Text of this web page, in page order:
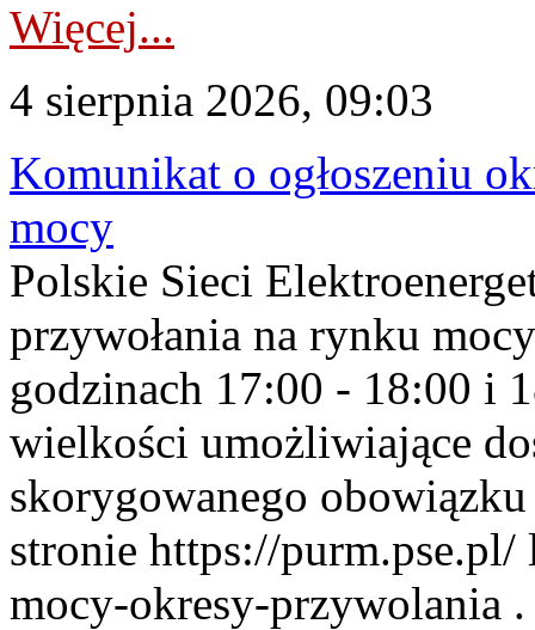
Więcej...
4 sierpnia 2026, 09:03
Komunikat o ogłoszeniu
mocy
Polskie Sieci
przywołania na rynku
godzinach 17:00 - 18:00 i
wielkości umożliwiające
skorygowanego
stronie https://
mocy-okresy-przywolania